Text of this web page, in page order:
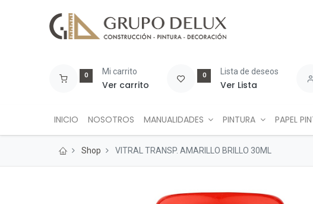
0 Mi carrito
Ver carrito
0 Lista de deseos
Ver Lista
INICIO NOSOTROS MANUALIDADES PINTURA PAPEL
Shop VITRAL TRANSP. AMARILLO BRILLO 30ML